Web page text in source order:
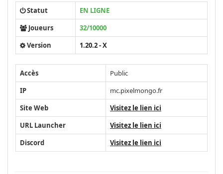
Statut
EN LIGNE
Joueurs
32/10000
Version
1.20.2 - X
Accès
Public
IP
mc.pixelmongo.fr
Site Web
Visitez le lien ici
URL Launcher
Visitez le lien ici
Discord
Visitez le lien ici